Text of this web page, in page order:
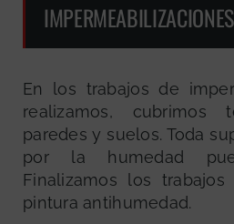
IMPERMEABILIZACIONES
En los trabajos de
realizamos, cubrimos
paredes y suelos. Toda
por la humedad
Finalizamos los
pintura antihumedad.